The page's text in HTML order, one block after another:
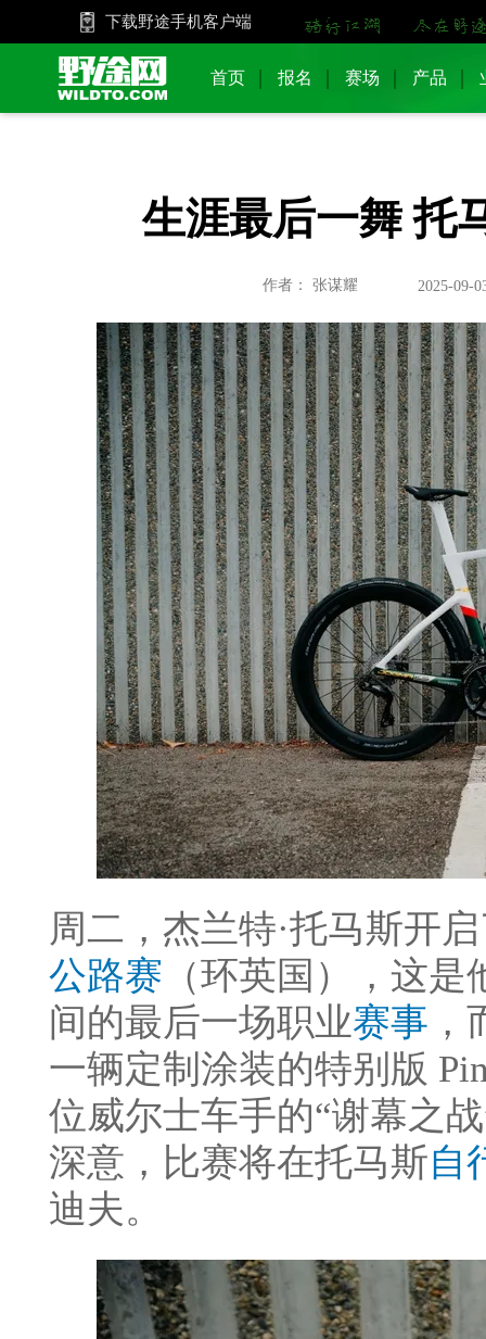
下载野途手机客户端
首页 报名 赛场 产品
生涯最后一舞 托
作者： 张谋耀 2025-09-
周二，杰兰特·托马斯开
公路赛 （环英国），这
间的最后一场职业赛事
一辆定制涂装的特别版
位威尔士车手的“谢幕之
深意，比赛将在托马斯自
迪夫。